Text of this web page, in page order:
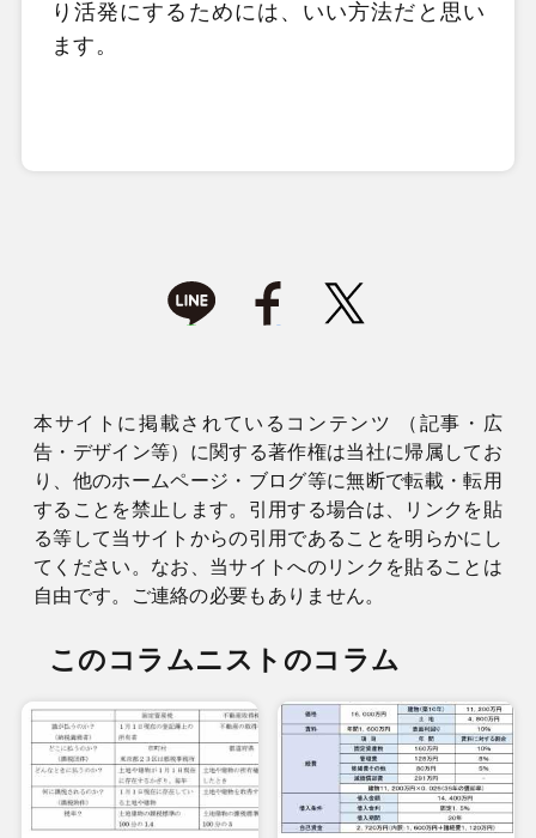
り活発にするためには、いい方法だと思い
ます。
本サイトに掲載されているコンテンツ （記事・広
告・デザイン等）に関する著作権は当社に帰属してお
り、他のホームページ・ブログ等に無断で転載・転用
することを禁止します。引用する場合は、リンクを貼
る等して当サイトからの引用であることを明らかにし
てください。なお、当サイトへのリンクを貼ることは
自由です。ご連絡の必要もありません。
このコラムニストのコラム